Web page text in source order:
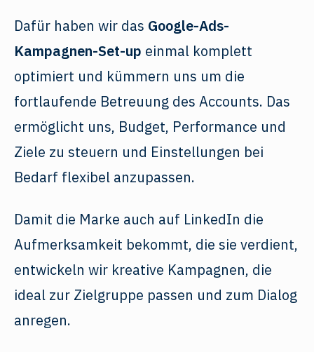
Dafür haben wir das Google-Ads-
Kampagnen-Set-up einmal komplett
optimiert und kümmern uns um die
fortlaufende Betreuung des Accounts. Das
ermöglicht uns, Budget, Performance und
Ziele zu steuern und Einstellungen bei
Bedarf flexibel anzupassen.
Damit die Marke auch auf LinkedIn die
Aufmerksamkeit bekommt, die sie verdient,
entwickeln wir kreative Kampagnen, die
ideal zur Zielgruppe passen und zum Dialog
anregen.